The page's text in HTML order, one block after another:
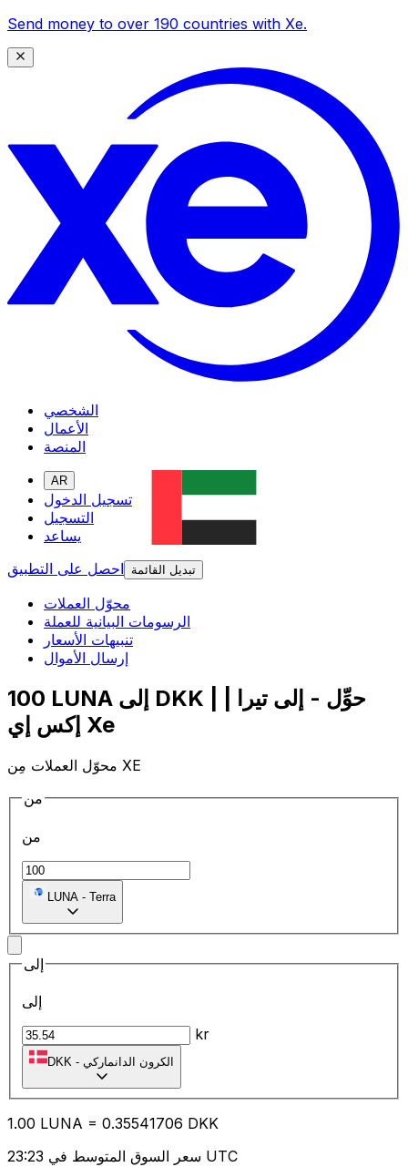
Send money to over 190 countries with Xe.
الشخصي
الأعمال
المنصة
AR
تسجيل الدخول
التسجيل
يساعد
احصل على التطبيق
تبديل القائمة
محوّل العملات
الرسومات البيانية للعملة
تنبيهات الأسعار
إرسال الأموال
100 LUNA إلى DKK | حوِّل - إلى تيرا |
إكس إي Xe
محوّل العملات مِن XE
من
من
LUNA - Terra
إلى
إلى
kr
DKK - الكرون الدانماركي
1.00 LUNA = 0.35541706 DKK
سعر السوق المتوسط في 23:23 UTC